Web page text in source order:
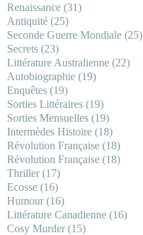
Renaissance (31)
Antiquité (25)
Seconde Guerre Mondiale (25)
Secrets (23)
Littérature Australienne (22)
Autobiographie (19)
Enquêtes (19)
Sorties Littéraires (19)
Sorties Mensuelles (19)
Intermèdes Histoire (18)
Révolution Française (18)
Révolution Française (18)
Thriller(17)
Ecosse (16)
Humour(16)
Littérature Canadienne (16)
Cosy Murder(15)